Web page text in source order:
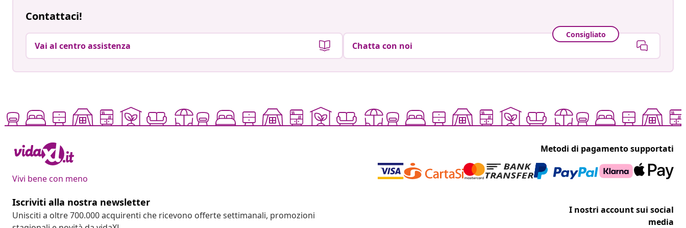
Contattaci!
Vai al centro assistenza
Consigliato
Chatta con noi
Vivi bene con meno
Metodi di pagamento supportati
Iscriviti alla nostra newsletter
Unisciti a oltre 700.000 acquirenti che ricevono offerte settimanali, promozioni
I nostri account sui social
media